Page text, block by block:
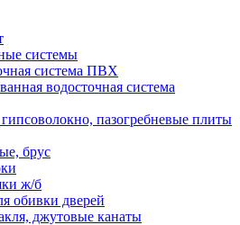
системы
система ПВХ
водосточная система
пазогребневые плиты
брус
ж/б
обивки дверей
джутовые канаты